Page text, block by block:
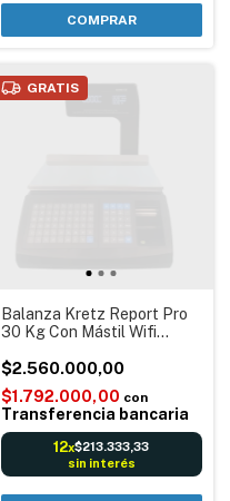
GRATIS
Balanza Kretz Report Pro
30 Kg Con Mástil Wifi
$2.560.000,00
$1.792.000,00 con
Transferencia bancaria
12x$213.333,33
sin interés